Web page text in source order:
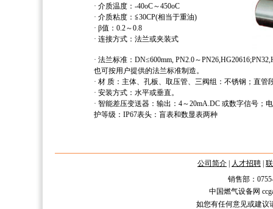
· 介质温度：-40oC～450oC
· 介质粘度：≦30CP(相当于重油)
· β值：0.2～0.8
· 连接方式：法兰或夹装式
· 法兰标准：DN≤600mm, PN2.0～
也可按用户提供的法兰标准制造。
· 材 质：主体、孔板、取压管、三阀组：不锈钢；直管
· 安装方式：水平或垂直。
· 智能差压变送器：输出：4～20mA.DC 或数字信号；
护等级：IP67表头：盲表和数显表两种
公司简介 人才招聘
销售部：
中国燃气设备网
如您有任何意见或建议